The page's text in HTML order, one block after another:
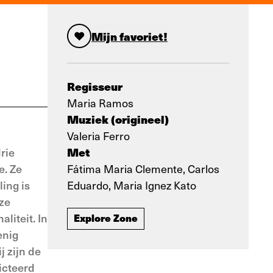
Mijn favoriet!
Regisseur
Maria Ramos
Muziek (origineel)
Valeria Ferro
Met
Fátima Maria Clemente, Carlos
Eduardo, Maria Ignez Kato
Explore Zone
Ze
is
In
zijn de